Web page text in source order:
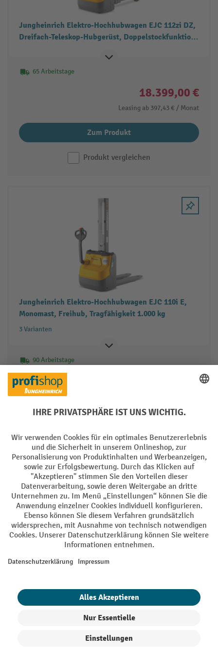
Jungheinrich Elektro-Hochhubwagen EJC 112zi DZ,
Dreifach-Teleskop-Hubgerüst, Doppelstockfunktion,
65 Arbeitstage
18.399,00 €
Leasing ab 397,43 € / Monat
Zum Produkt
Produkt vergleichen
Jungheinrich Elektro-Hochhubwagen EJC 110i E,
Monomast, Freihub, Tragfähigkeit 1.000 kg
3 Varianten
90 Arbeitstage
Produkt vergleichen